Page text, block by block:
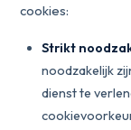
cookies:
Strikt
noodzakelijk
dienst te